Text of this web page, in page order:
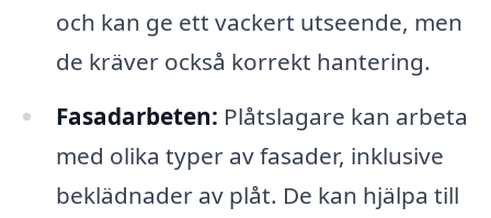
och kan ge ett vackert utseende, men
de kräver också korrekt hantering.
Fasadarbeten: Plåtslagare kan arbeta
med olika typer av fasader, inklusive
beklädnader av plåt. De kan hjälpa till